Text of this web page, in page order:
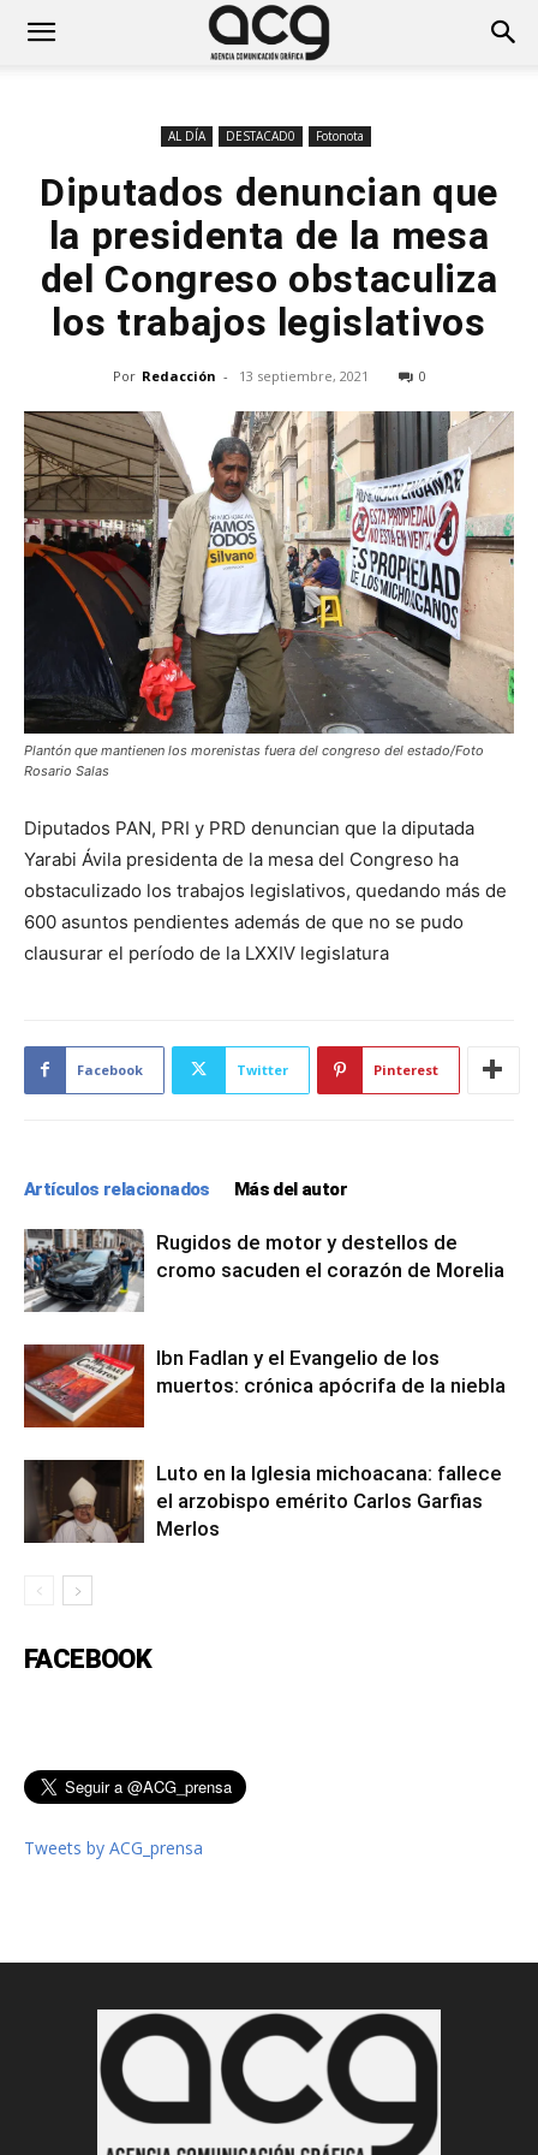
AL DÍA DESTACAD0 Fotonota
Diputados denuncian que
la presidenta de la mesa
del Congreso obstaculiza
los trabajos legislativos
Por Redacción - 13 septiembre, 2021 0
Plantón que mantienen los morenistas fuera del congreso del estado/Foto
Rosario Salas
Diputados PAN, PRI y PRD denuncian que la diputada
Yarabi Ávila presidenta de la mesa del Congreso ha
obstaculizado los trabajos legislativos, quedando más de
600 asuntos pendientes además de que no se pudo
clausurar el período de la LXXIV legislatura
Facebook Twitter Pinterest
Artículos relacionados Más del autor
Rugidos de motor y destellos de
cromo sacuden el corazón de Morelia
Ibn Fadlan y el Evangelio de los
muertos: crónica apócrifa de la niebla
Luto en la Iglesia michoacana: fallece
el arzobispo emérito Carlos Garfias
Merlos
FACEBOOK
Tweets by ACG_prensa